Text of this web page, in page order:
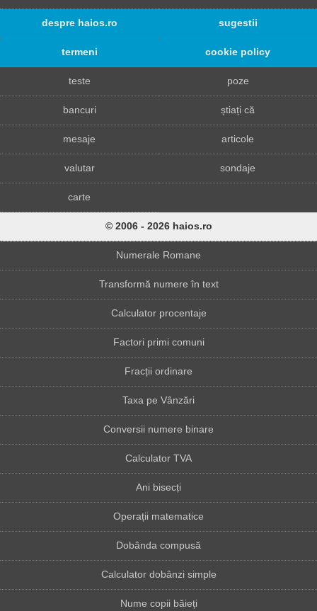
despre haios.ro sugestii
termeni cookie policy
teste poze
bancuri știați că
mesaje articole
valutar sondaje
carte
© 2006 - 2026 haios.ro
Numerale Romane
Transformă numere în text
Calculator procentaje
Factori primi comuni
Fracții ordinare
Taxa pe Vânzări
Conversii numere binare
Calculator TVA
Ani bisecți
Operații matematice
Dobânda compusă
Calculator dobânzi simple
Nume copii băieți